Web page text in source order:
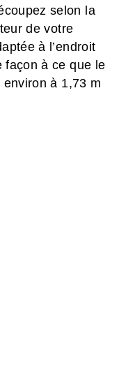
selon la
de votre
à l’endroit
façon à ce que le
à 1,73 m